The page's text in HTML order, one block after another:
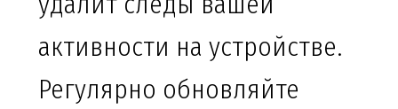
активности на устройстве.
Регулярно обновляйте